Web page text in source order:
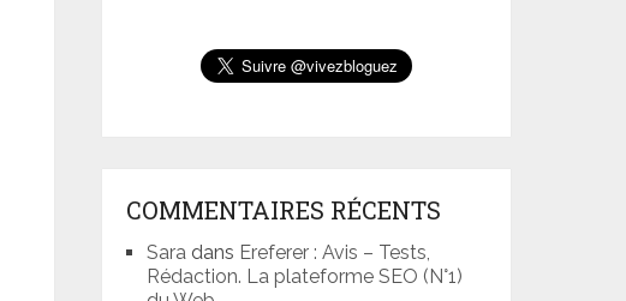
COMMENTAIRES RÉCENTS
Sara dans Ereferer : Avis – Tests,
Rédaction. La plateforme SEO (N°1)